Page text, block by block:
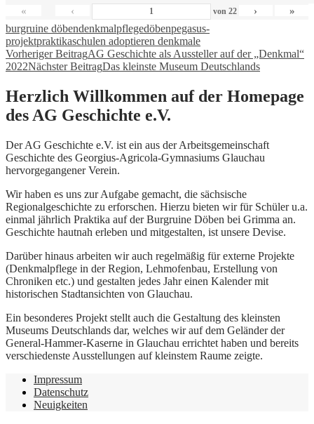
« ‹ von 22 › »
burgruine döbendenkmalpflegedöbenpegasus-
projektpraktikaschulen adoptieren denkmale
Beitragsnavigation
Vorheriger BeitragAG Geschichte als Aussteller auf der „Denkmal“
2022Nächster BeitragDas kleinste Museum Deutschlands
Herzlich Willkommen auf der Homepage
des AG Geschichte e.V.
Der AG Geschichte e.V. ist ein aus der Arbeitsgemeinschaft
Geschichte des Georgius-Agricola-Gymnasiums Glauchau
hervorgegangener Verein.
Wir haben es uns zur Aufgabe gemacht, die sächsische
Regionalgeschichte zu erforschen. Hierzu bieten wir für Schüler u.a.
einmal jährlich Praktika auf der Burgruine Döben bei Grimma an.
Geschichte hautnah erleben und mitgestalten, ist unsere Devise.
Darüber hinaus arbeiten wir auch regelmäßig für externe Projekte
(Denkmalpflege in der Region, Lehmofenbau, Erstellung von
Chroniken etc.) und gestalten jedes Jahr einen Kalender mit
historischen Stadtansichten von Glauchau.
Ein besonderes Projekt stellt auch die Gestaltung des kleinsten
Museums Deutschlands dar, welches wir auf dem Geländer der
General-Hammer-Kaserne in Glauchau errichtet haben und bereits
verschiedenste Ausstellungen auf kleinstem Raume zeigte.
Impressum
Datenschutz
Neuigkeiten